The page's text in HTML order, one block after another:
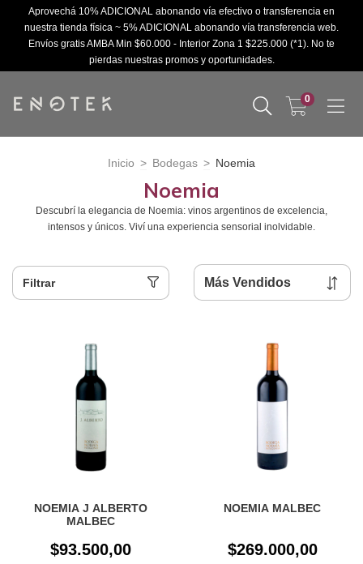
Aprovechá 10% ADICIONAL abonando vía efectivo o transferencia en
nuestra tienda física ~ 5% ADICIONAL abonando vía transferencia web.
Envíos gratis AMBA Min $60.000 - Interior Zona 1 $225.000 (*1). No te
pierdas nuestras promos y oportunidades.
0
Inicio > Bodegas > Noemia
Noemia
Descubrí la elegancia de Noemia: vinos argentinos de excelencia,
intensos y únicos. Viví una experiencia sensorial inolvidable.
Filtrar
NOEMIA J ALBERTO
MALBEC
$93.500,00
NOEMIA MALBEC
$269.000,00